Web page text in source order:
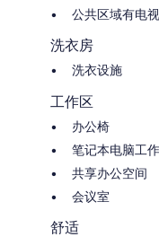
公共区域有电视
洗衣房
洗衣设施
工作区
办公椅
笔记本电脑工
共享办公空间
会议室
舒适